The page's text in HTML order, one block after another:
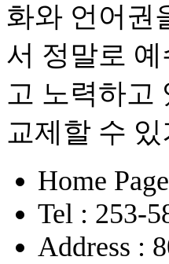
화와 언어권
서 정말로
고 노력하고
교제할 수
Home
Tel : 253-
Address :